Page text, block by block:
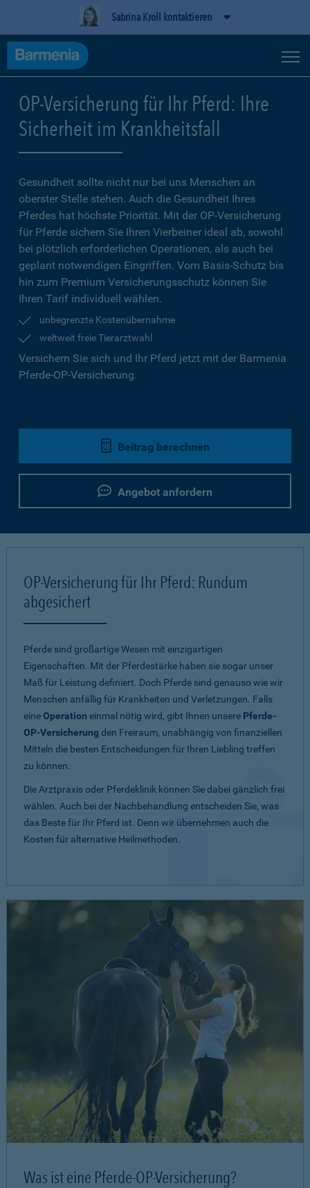
Sabrina Kroll kontaktieren
OP-Versicherung für Ihr Pferd: Ihre
Sicherheit im Krankheitsfall
Gesundheit sollte nicht nur bei uns Menschen an
oberster Stelle stehen. Auch die Gesundheit Ihres
Pferdes hat höchste Priorität. Mit der OP-Versicherung
für Pferde sichern Sie Ihren Vierbeiner ideal ab, sowohl
bei plötzlich erforderlichen Operationen, als auch bei
geplant notwendigen Eingriffen. Vom Basis-Schutz bis
hin zum Premium Versicherungsschutz können Sie
Ihren Tarif individuell wählen.
unbegrenzte Kostenübernahme
weltweit freie Tierarztwahl
Versichern Sie sich und Ihr Pferd jetzt mit der Barmenia
Pferde-OP-Versicherung.
Beitrag berechnen
Angebot anfordern
OP-Versicherung für Ihr Pferd: Rundum
abgesichert
Pferde sind großartige Wesen mit einzigartigen
Eigenschaften. Mit der Pferdestärke haben sie sogar unser
Maß für Leistung definiert. Doch Pferde sind genauso wie wir
Menschen anfällig für Krankheiten und Verletzungen. Falls
eineOperation einmal nötig wird, gibt Ihnen unsere Pferde-
OP-Versicherung den Freiraum, unabhängig von finanziellen
Mitteln die besten Entscheidungen für Ihren Liebling treffen
zu können.
Die Arztpraxis oder Pferdeklinik können Sie dabei gänzlich frei
wählen. Auch bei der Nachbehandlung entscheiden Sie, was
das Beste für Ihr Pferd ist. Denn wir übernehmen auch die
Kosten für alternative Heilmethoden.
Was ist eine Pferde-OP-Versicherung?